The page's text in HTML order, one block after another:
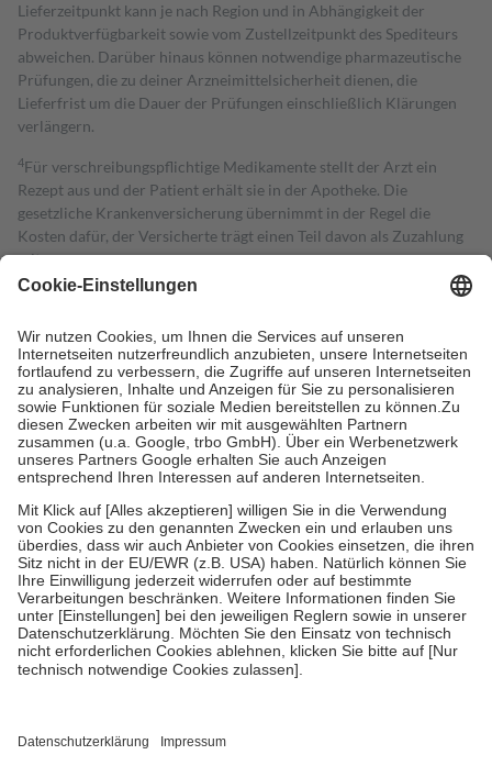
Lieferzeitpunkt kann je nach Region und in Abhängigkeit der
Produktverfügbarkeit sowie vom Zustellzeitpunkt des Spediteurs
abweichen. Darüber hinaus können notwendige pharmazeutische
Prüfungen, die zu deiner Arzneimittelsicherheit dienen, die
Lieferfrist um die Dauer der Prüfungen einschließlich Klärungen
verlängern.
4Für verschreibungspflichtige Medikamente stellt der Arzt ein
Rezept aus und der Patient erhält sie in der Apotheke. Die
gesetzliche Krankenversicherung übernimmt in der Regel die
Kosten dafür, der Versicherte trägt einen Teil davon als Zuzahlung
mit.
Grundsätzlich leisten Mitglieder Zuzahlungen in Höhe von zehn
höchstens zehn Euro.
Es sind jedoch nie mehr als die tatsächlichen
Kosten der Leistung zu entrichten.
Diese Regeln gelten grundsätzlich auch für Online-Apotheken.
Bei Heilmitteln und häuslicher Krankenpflege beträgt die
Zuzahlung zehn Prozent der Kosten sowie zehn Euro je
Verordnung.
Um das Engagement der Versicherten für ihre eigene Gesundheit zu
stärken und die besondere Stellung der Familie zu unterstützen,
fallenkeine Zuzahlungenan bei:
• Kindern und Jugendlichen bis zum vollendeten 18. Lebensjahr
mit Ausnahme der Fahrkosten
• Untersuchungen zur Vorsorge und Früherkennung, die von der
GKV getragen werden
• empfohlenen Schutzimpfungen
• Harn- und Blutteststreifen
getroffen, um sicherzustellen, dass es sich um echte Bewertungen